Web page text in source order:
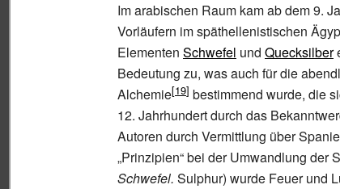
Im arabischen Raum kam ab dem 9.
Vorläufern im späthellenistischen
Elementen Schwefel und Quecksilber
Bedeutung zu, was auch für die
Alchemie
bestimmend wurde, die
12. Jahrhundert durch das
Autoren durch Vermittlung über
„Prinzipien“ bei der Umwandlung der
Schwefel. Sulphur) wurde Feuer und